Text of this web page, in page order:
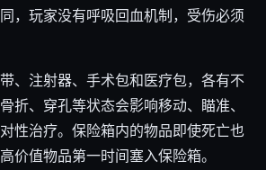
，玩家没有呼吸回血机制，受伤必须
、注射器、手术包和医疗包，各有不
折、穿孔等状态会影响移动、瞄准、
性治疗。保险箱内的物品即使死亡也
价值物品第一时间塞入保险箱。